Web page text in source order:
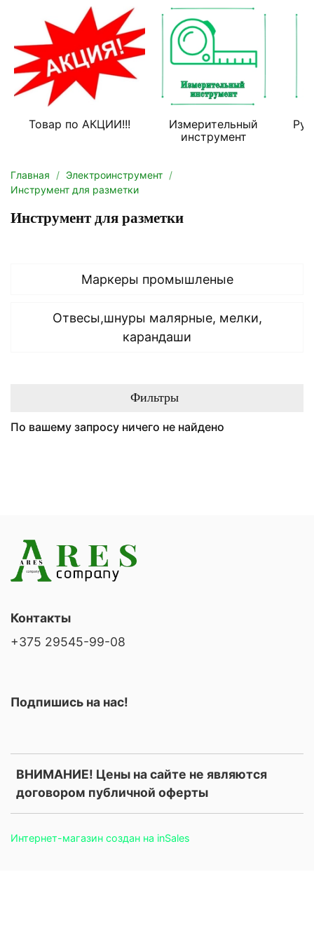
Товар по АКЦИИ!!!
Измерительный
инструмент
Главная
Электроинструмент
Инструмент для разметки
Инструмент для разметки
Маркеры промышленые
Отвесы,шнуры малярные, мелки,
карандаши
Фильтры
По вашему запросу ничего не найдено
ВНИМАНИЕ! Цены на сайте не являются
договором публичной оферты
Контакты
+375 29545-99-08
Подпишись на нас!
Интернет-магазин создан на inSales